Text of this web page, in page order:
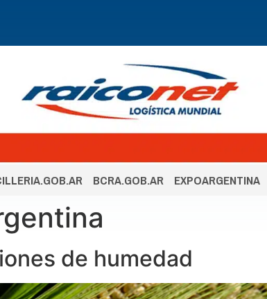
BCRA.GOB.AR EXPOARGENTINA
de humedad